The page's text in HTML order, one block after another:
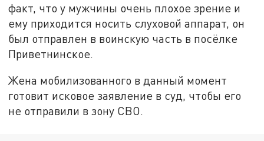
факт, что у мужчины очень плохое зрение и
ему приходится носить слуховой аппарат, он
был отправлен в воинскую часть в посёлке
Приветнинское.
Жена мобилизованного в данный момент
готовит исковое заявление в суд, чтобы его
не отправили в зону СВО.